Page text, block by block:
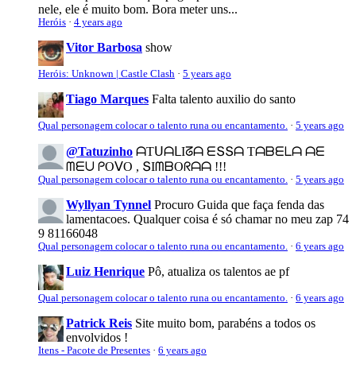
nele, ele é muito bom. Bora meter uns...
Heróis · 4 years ago
Vitor Barbosa show
Heróis: Unknown | Castle Clash · 5 years ago
Tiago Marques Falta talento auxilio do santo
Qual personagem colocar o talento runa ou encantamento. · 5 years ago
@Tatuzinho ᗩTᑌᗩᒪIᘔᗩ ᗴՏՏᗩ Tᗩᗷᗴᒪᗩ ᗩᗴ
ᗰᗴᑌ ᑭOᐯO , ՏIᗰᗷOᖇᗩᗩ !!!
Qual personagem colocar o talento runa ou encantamento. · 5 years ago
Wyllyan Tynnel Procuro Guida que faça fenda das
lamentacoes. Qualquer coisa é só chamar no meu zap 74
9 81166048
Qual personagem colocar o talento runa ou encantamento. · 6 years ago
Luiz Henrique Pô, atualiza os talentos ae pf
Qual personagem colocar o talento runa ou encantamento. · 6 years ago
Patrick Reis Site muito bom, parabéns a todos os
envolvidos !
Itens - Pacote de Presentes · 6 years ago